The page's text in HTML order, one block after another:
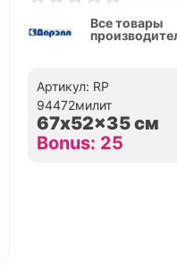
Все товары
Артикул: RP
94472милит
67x52x35 см
Bonus: 25